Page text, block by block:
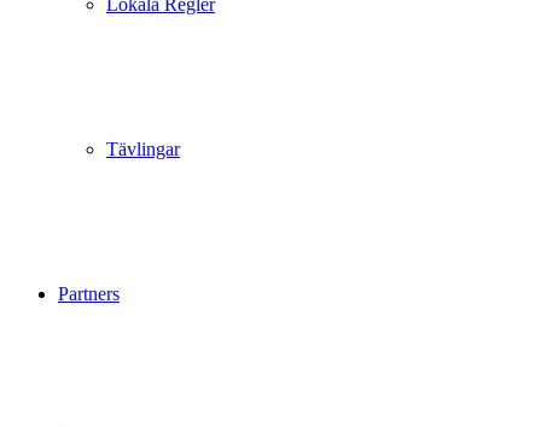
Lokala Regler
Tävlingar
Partners